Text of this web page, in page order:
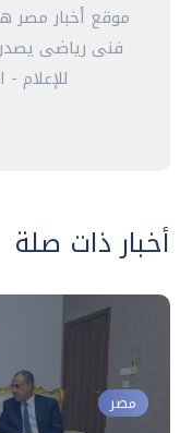
موقع أخبار مصر
فنى رياضى
للإعلام
أخبار ذات صلة
مصر